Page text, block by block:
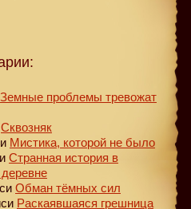
Земные проблемы тревожат
Сквозняк
Мистика, которой не было
Странная история в
Обман тёмных сил
Раскаявшаяся грешница